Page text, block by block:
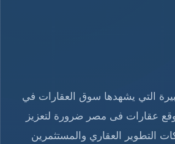
التي يشهدها سوق العقارات في
عقارات فى مصر ضرورة لتعزيز
التطوير العقاري والمستثمرين